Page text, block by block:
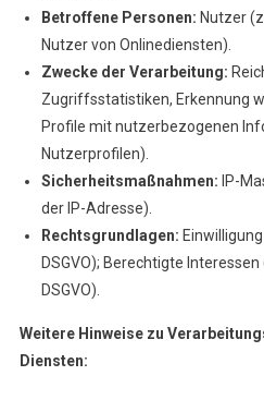
Betroffene Personen: Nutzer
Nutzer von Onlinediensten).
Zwecke der Verarbeitung:
Zugriffsstatistiken, Erkennung
Profile mit nutzerbezogenen
Nutzerprofilen).
Sicherheitsmaßnahmen: IP-
der IP-Adresse).
Rechtsgrundlagen:
DSGVO); Berechtigte Interessen
DSGVO).
Weitere Hinweise zu
Diensten: